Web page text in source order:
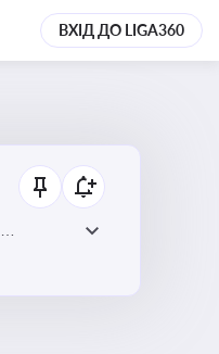
ВХІД ДО LIGA360